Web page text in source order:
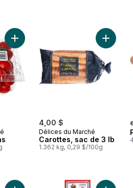
Ajouter Tomates raisins au panier
4,00 $
Délices du Marché
Carottes, sac de 3 lb
1.362 kg, 0,29 $/100g
Ajouter